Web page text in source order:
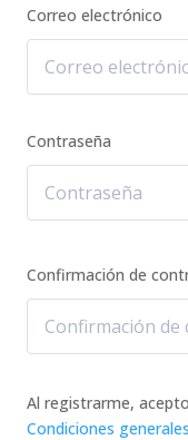
Correo electrónico
Contraseña
Confirmación de
Al registrarme,
Condiciones generales